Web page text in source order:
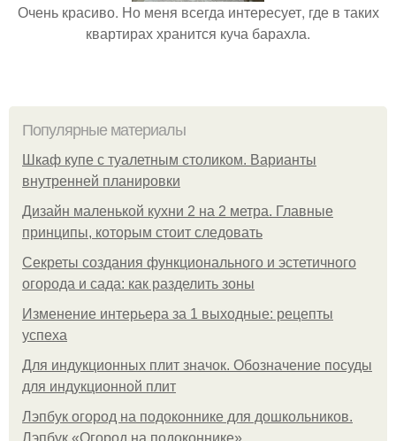
Очень красиво. Но меня всегда интересует, где в таких
квартирах хранится куча барахла.
Популярные материалы
Шкаф купе с туалетным столиком. Варианты
внутренней планировки
Дизайн маленькой кухни 2 на 2 метра. Главные
принципы, которым стоит следовать
Секреты создания функционального и эстетичного
огорода и сада: как разделить зоны
Изменение интерьера за 1 выходные: рецепты
успеха
Для индукционных плит значок. Обозначение посуды
для индукционной плит
Лэпбук огород на подоконнике для дошкольников.
Лэпбук «Огород на подоконнике»